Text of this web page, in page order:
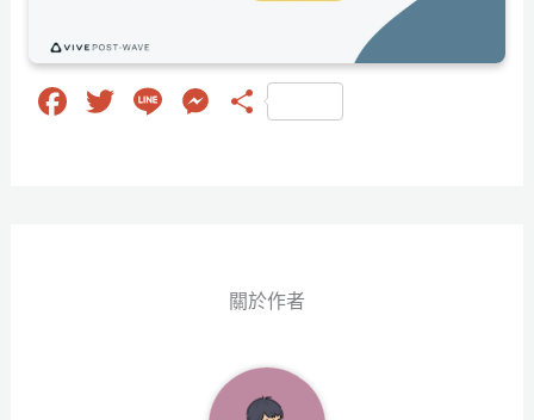
Fa
T
Li
M 分
關於作者